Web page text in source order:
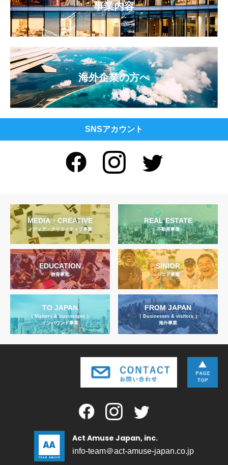
事業内容
海外企業の方へ
SNSアカウント
MEDIA・CREATIVE
メディア・クリエイティブ事業
REAL ESTATE
不動産事業
EDUCATION
教育事業
SINIOR
シニア事業
TO JAPAN
（ Visitors & businesses ）
インバウンド事業
FROM JAPAN
（ Businesses & visitors ）
海外事業
Act Amuse Japan, inc.
info-team＠act-amuse-japan.co.jp